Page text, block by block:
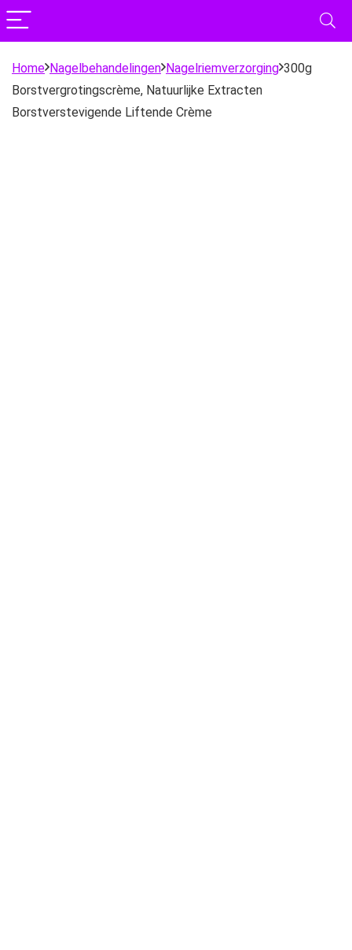
Home Nagelbehandelingen Nagelriemverzorging 300g
Borstvergrotingscrème, Natuurlijke Extracten
Borstverstevigende Liftende Crème